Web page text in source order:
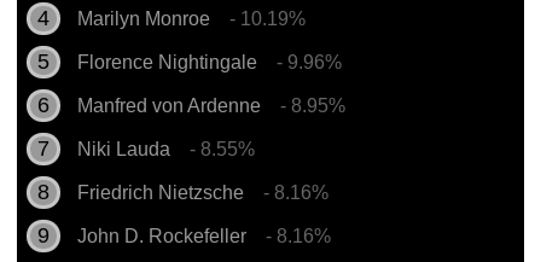
Marilyn Monroe - 10.19%
Florence Nightingale - 9.96%
Manfred von Ardenne - 8.95%
Niki Lauda - 8.55%
Friedrich Nietzsche - 8.16%
John D. Rockefeller - 8.16%